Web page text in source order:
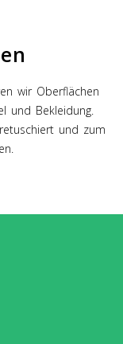
wir Oberflächen
und Bekleidung.
und zum